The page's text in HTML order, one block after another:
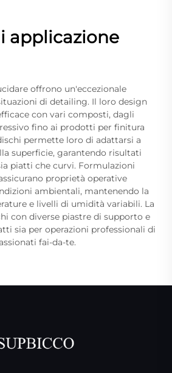
applicazione
offrono un'eccezionale
di detailing. Il loro design
con vari composti, dagli
fino ai prodotti per finitura
permette loro di adattarsi a
superficie, garantendo risultati
piatti che curvi. Formulazioni
proprietà operative
ambientali, mantenendo la
e livelli di umidità variabili. La
con diverse piastre di supporto e
sia per operazioni professionali di
fai-da-te.